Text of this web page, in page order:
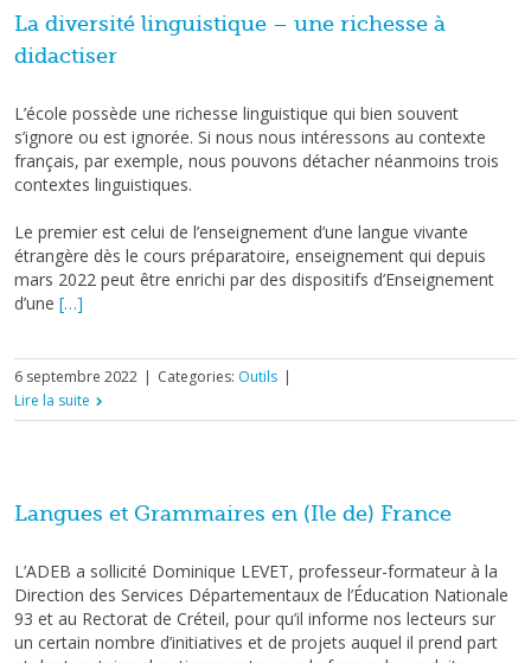
La diversité linguistique – une richesse à
didactiser
L’école possède une richesse linguistique qui bien souvent
s’ignore ou est ignorée. Si nous nous intéressons au contexte
français, par exemple, nous pouvons détacher néanmoins trois
contextes linguistiques.
Le premier est celui de l’enseignement d’une langue vivante
étrangère dès le cours préparatoire, enseignement qui depuis
mars 2022 peut être enrichi par des dispositifs d’Enseignement
d’une […]
6 septembre 2022 | Categories: Outils |
Lire la suite
Langues et Grammaires en (Ile de) France
L’ADEB a sollicité Dominique LEVET, professeur-formateur à la
Direction des Services Départementaux de l’Éducation Nationale
93 et au Rectorat de Créteil, pour qu’il informe nos lecteurs sur
un certain nombre d’initiatives et de projets auquel il prend part